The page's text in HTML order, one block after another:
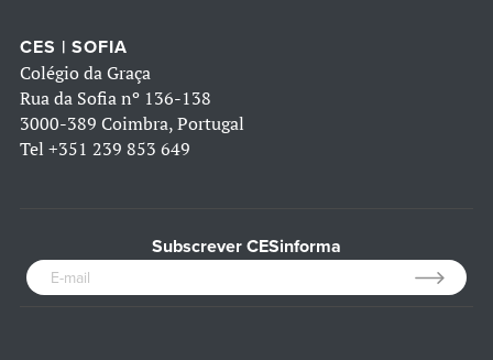
CES | SOFIA
Colégio da Graça
Rua da Sofia nº 136-138
3000-389 Coimbra, Portugal
Tel +351 239 853 649
Subscrever CESinforma